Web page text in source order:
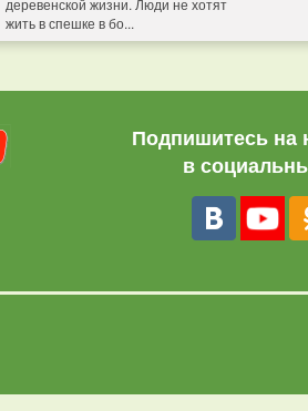
деревенской жизни. Люди не хотят
жить в спешке в бо...
Подпишитесь на
в